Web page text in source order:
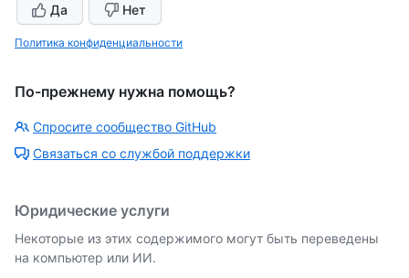
Да Нет
Политика конфиденциальности
По-прежнему нужна помощь?
Спросите сообщество GitHub
Связаться со службой поддержки
Юридические услуги
Некоторые из этих содержимого могут быть переведены
на компьютер или ИИ.